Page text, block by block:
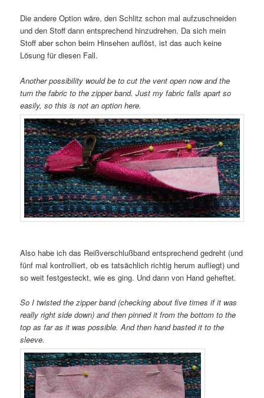
Die andere Option wäre, den Schlitz schon mal aufzuschneiden
und den Stoff dann entsprechend hinzudrehen. Da sich mein
Stoff aber schon beim Hinsehen auflöst, ist das auch keine
Lösung für diesen Fall.
Another possibility would be to cut the vent open now and the
turn the fabric to the zipper band. Just my fabric falls apart so
easily, so this is not an option here.
Also habe ich das Reißverschlußband entsprechend gedreht (und
fünf mal kontrolliert, ob es tatsächlich richtig herum aufliegt) und
so weit festgesteckt, wie es ging. Und dann von Hand geheftet.
So I twisted the zipper band (checking about five times if it was
really right side down) and then pinned it from the bottom to the
top as far as it was possible. And then hand basted it to the
sleeve.